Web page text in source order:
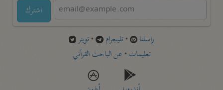
اشترك
راسلنا •تليجرام •تويتر
تعليمات •عن الباحث القرآني